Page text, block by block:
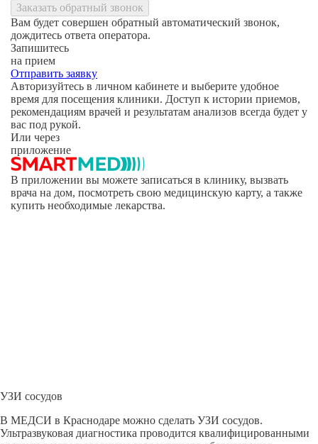
Заказать обратный звонок
Вам будет совершен обратный автоматический звонок,
дождитесь ответа оператора.
Запишитесь
на прием
Отправить заявку
Авторизуйтесь в личном кабинете и выберите удобное
время для посещения клиники. Доступ к истории приемов,
рекомендациям врачей и результатам анализов всегда будет у
вас под рукой.
Или через
приложение
В приложении вы можете записаться в клинику, вызвать
врача на дом, посмотреть свою медицинскую карту, а также
купить необходимые лекарства.
УЗИ сосудов
В МЕДСИ в Краснодаре можно сделать УЗИ сосудов.
Ультразвуковая диагностика проводится квалифицированными